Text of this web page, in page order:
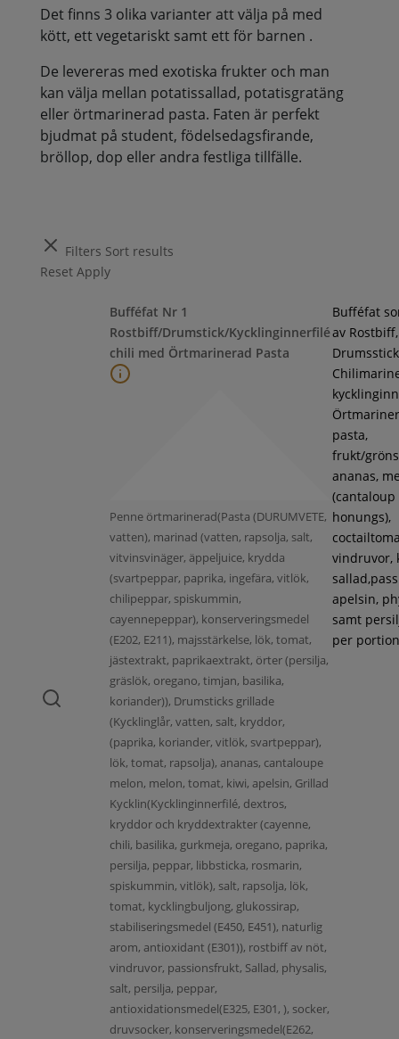
Det finns 3 olika varianter att välja på med
kött, ett vegetariskt samt ett för barnen .
De levereras med exotiska frukter och man
kan välja mellan potatissallad, potatisgratäng
eller örtmarinerad pasta. Faten är perfekt
bjudmat på student, födelsedagsfirande,
bröllop, dop eller andra festliga tillfälle.
Filters Sort results
Reset Apply
Bufféfat Nr 1
Rostbiff/Drumstick/Kycklinginnerfilé
chili med Örtmarinerad Pasta
Penne örtmarinerad(Pasta (DURUMVETE,
vatten), marinad (vatten, rapsolja, salt,
vitvinsvinäger, äppeljuice, krydda
(svartpeppar, paprika, ingefära, vitlök,
chilipeppar, spiskummin,
cayennepeppar), konserveringsmedel
(E202, E211), majsstärkelse, lök, tomat,
jästextrakt, paprikaextrakt, örter (persilja,
gräslök, oregano, timjan, basilika,
koriander)), Drumsticks grillade
(Kycklinglår, vatten, salt, kryddor,
(paprika, koriander, vitlök, svartpeppar),
lök, tomat, rapsolja), ananas, cantaloupe
melon, melon, tomat, kiwi, apelsin, Grillad
Kycklin(Kycklinginnerfilé, dextros,
kryddor och kryddextrakter (cayenne,
chili, basilika, gurkmeja, oregano, paprika,
persilja, peppar, libbsticka, rosmarin,
spiskummin, vitlök), salt, rapsolja, lök,
tomat, kycklingbuljong, glukossirap,
stabiliseringsmedel (E450, E451), naturlig
arom, antioxidant (E301)), rostbiff av nöt,
vindruvor, passionsfrukt, Sallad, physalis,
salt, persilja, peppar,
antioxidationsmedel(E325, E301, ), socker,
druvsocker, konserveringsmedel(E262,
Bufféfat
av Rostbiff,
pasta,
frukt/
ananas,
(cantaloup
honungs),
vindruvor,
apelsin,
samt
per